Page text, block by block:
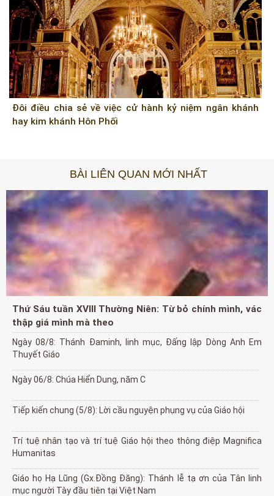
Đôi điều chia sẻ về việc cử hành kỷ niệm ngân khánh
hay kim khánh Hôn Phối
BÀI LIÊN QUAN MỚI NHẤT
Thứ Sáu tuần XVIII Thường Niên: Từ bỏ chính mình, vác
thập giá mình mà theo
Ngày 08/8: Thánh Đaminh, linh mục, Đấng lập Dòng Anh Em
Thuyết Giáo
Ngày 06/8: Chúa Hiển Dung, năm C
Tiếp kiến chung (5/8): Lời cầu nguyện phụng vụ của Giáo hội
Trí tuệ nhân tạo và trí tuệ Giáo hội theo thông điệp Magnifica
Humanitas
Giáo họ Hạ Lũng (Gx.Đồng Đăng): Thánh lễ tạ ơn của Tân linh
mục người Tày đầu tiên tại Việt Nam